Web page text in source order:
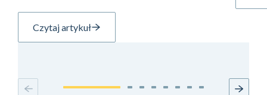
Czytaj artykuł